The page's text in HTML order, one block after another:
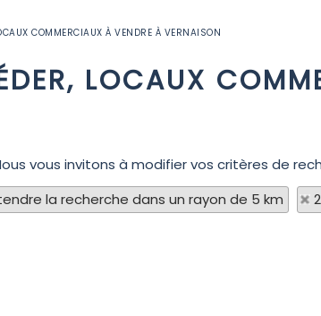
COMMERCIAUX À VENDRE À VERNAISON
LOCAUX
vous invitons à modifier vos critères de
la recherche dans un rayon de 5 km